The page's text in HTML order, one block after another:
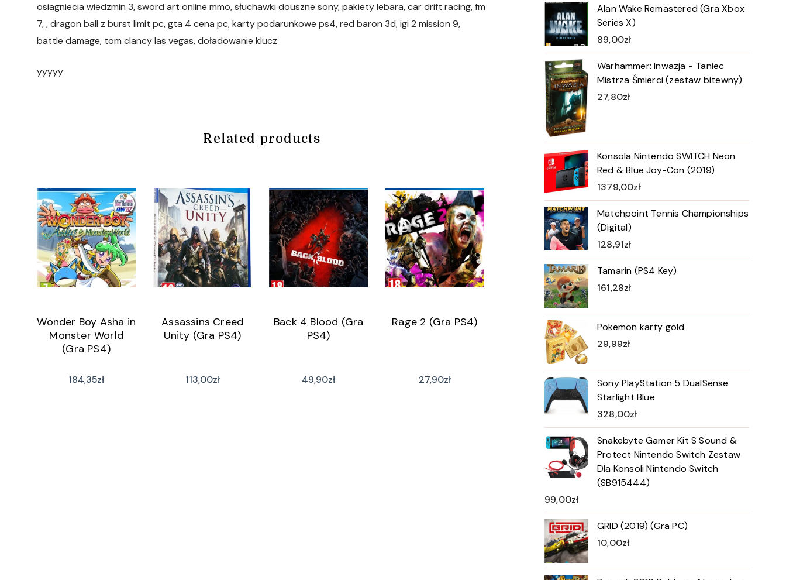
osiagniecia wiedzmin 3, sword art online mmo, słuchawki douszne sony, pakiety lebara, car drift racing, fm
7, , dragon ball z burst limit pc, gta 4 cena pc, karty podarunkowe ps4, red baron 3d, igi 2 mission 9,
battle damage, tom clancy las vegas, doładowanie klucz
yyyyy
Related products
Wonder Boy Asha in
Monster World
(Gra PS4)
184,35zł
Assassins Creed
Unity (Gra PS4)
113,00zł
Back 4 Blood (Gra
PS4)
49,90zł
Rage 2 (Gra PS4)
27,90zł
Alan Wake Remastered (Gra Xbox
Series X)
89,00zł
Warhammer: Inwazja - Taniec
Mistrza Śmierci (zestaw bitewny)
27,80zł
Konsola Nintendo SWITCH Neon
Red & Blue Joy-Con (2019)
1379,00zł
Matchpoint Tennis Championships
(Digital)
128,91zł
Tamarin (PS4 Key)
161,28zł
Pokemon karty gold
29,99zł
Sony PlayStation 5 DualSense
Starlight Blue
328,00zł
Snakebyte Gamer Kit S Sound &
Protect Nintendo Switch Zestaw
Dla Konsoli Nintendo Switch
(SB915444)
99,00zł
GRID (2019) (Gra PC)
10,00zł